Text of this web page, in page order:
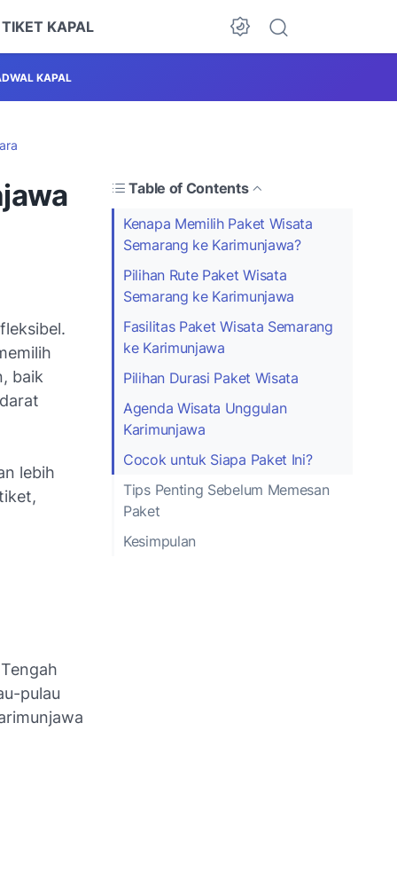
TIKET KAPAL
KAPAL
Table of Contents
Kenapa Memilih Paket Wisata
Semarang ke Karimunjawa?
Pilihan Rute Paket Wisata
Semarang ke Karimunjawa
Fasilitas Paket Wisata Semarang
ke Karimunjawa
Pilihan Durasi Paket Wisata
Agenda Wisata Unggulan
Karimunjawa
Cocok untuk Siapa Paket Ini?
Tips Penting Sebelum Memesan
Paket
Kesimpulan
baik
lebih
pulau